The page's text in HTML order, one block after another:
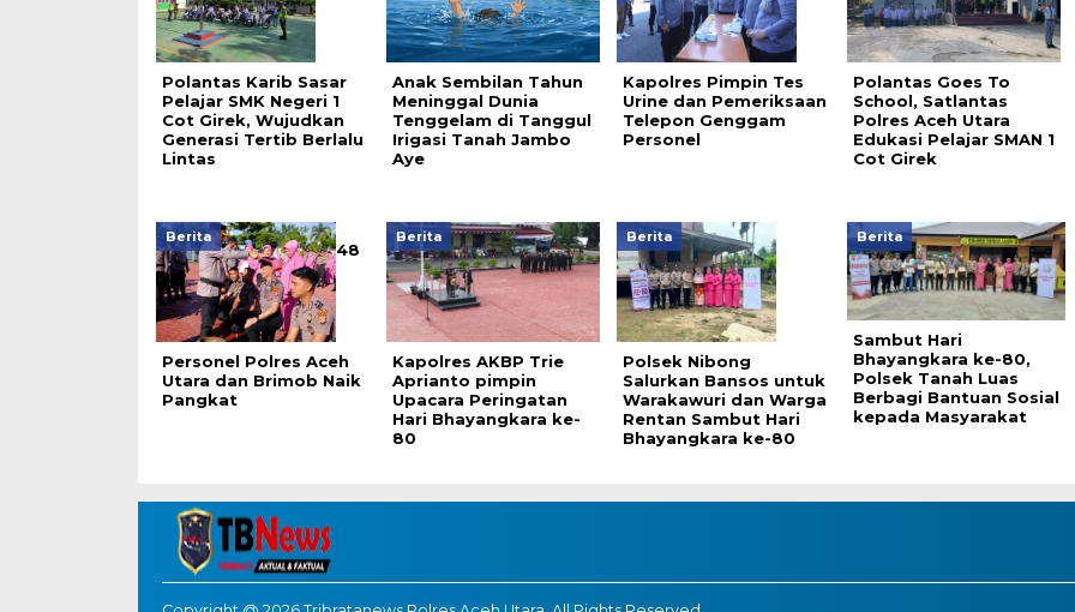
Polantas Karib Sasar
Pelajar SMK Negeri 1
Cot Girek, Wujudkan
Generasi Tertib Berlalu
Lintas
Anak Sembilan Tahun
Meninggal Dunia
Tenggelam di Tanggul
Irigasi Tanah Jambo
Aye
Kapolres Pimpin Tes
Urine dan Pemeriksaan
Telepon Genggam
Personel
Polantas Goes To
School, Satlantas
Polres Aceh Utara
Edukasi Pelajar SMAN 1
Cot Girek
Berita
48
Personel Polres Aceh
Utara dan Brimob Naik
Pangkat
Berita
Kapolres AKBP Trie
Aprianto pimpin
Upacara Peringatan
Hari Bhayangkara ke-
80
Berita
Polsek Nibong
Salurkan Bansos untuk
Warakawuri dan Warga
Rentan Sambut Hari
Bhayangkara ke-80
Berita
Sambut Hari
Bhayangkara ke-80,
Polsek Tanah Luas
Berbagi Bantuan Sosial
kepada Masyarakat